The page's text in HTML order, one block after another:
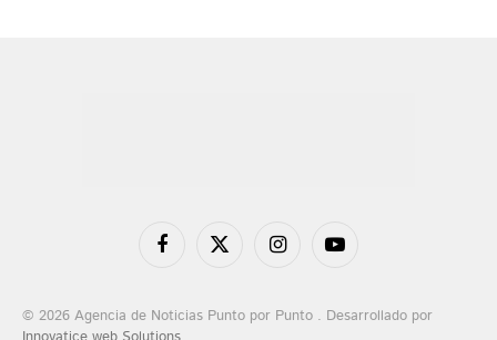
FacebookX
InstagramYouTube
© 2026 Agencia de Noticias Punto por Punto . Desarrollado por